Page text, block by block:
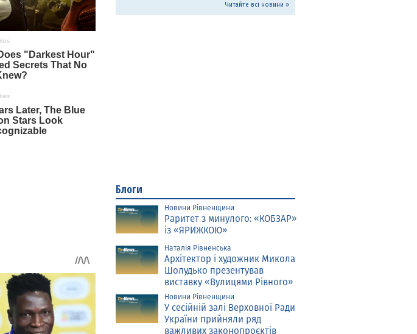
Читайте всі новини »
Блоги
Новини Рівненщини
Раритет з минулого: «КОБЗАР»
із «ЯРИЖКОЮ»
Наталія Рівненська
Архітектор і художник Микола
Шолудько презентував
виставку «Вулицями Рівного»
Новини Рівненщини
У сесійній залі Верховної Ради
України прийняли ряд
важливих законопроєктів